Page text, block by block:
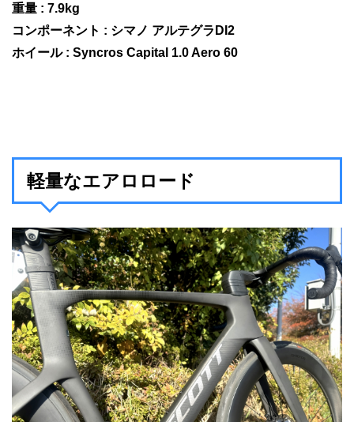
重量 : 7.9kg
コンポーネント : シマノ アルテグラDI2
ホイール : Syncros Capital 1.0 Aero 60
軽量なエアロロード